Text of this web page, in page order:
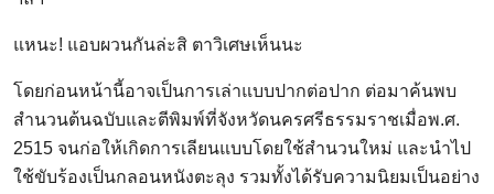
แหนะ! แอบผวนกันล่ะสิ ตาวิเศษเห็นนะ
โดยก่อนหน้านี้อาจเป็นการเล่าแบบปากต่อปาก ต่อมาค้นพบ
สำนวนต้นฉบับและตีพิมพ์ที่จังหวัดนครศรีธรรมราชเมื่อพ.ศ.
2515 จนก่อให้เกิดการเลียนแบบโดยใช้สำนวนใหม่ และนำไป
ใช้ขับร้องเป็นกลอนหนังตะลุง รวมทั้งได้รับความนิยมเป็นอย่าง